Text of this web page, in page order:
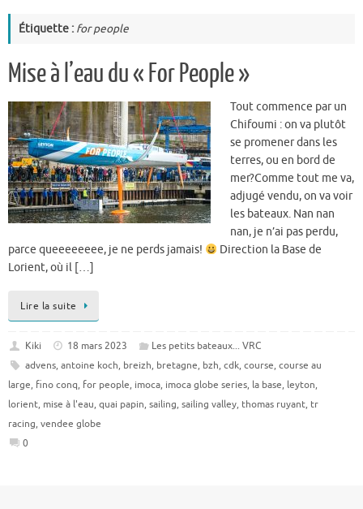
Étiquette : for people
Mise à l’eau du « For People »
Tout commence par un
Chifoumi : on va plutôt
se promener dans les
terres, ou en bord de
mer?Comme tout me va,
adjugé vendu, on va voir
les bateaux. Nan nan
nan, je n’ai pas perdu,
parce queeeeeeee, je ne perds jamais!
Direction la Base de
Lorient, où il […]
Lire la suite
Kiki 18 mars 2023
Les petits bateaux... VRC
advens, antoine koch, breizh, bretagne, bzh, cdk, course, course au
large, fino conq, for people, imoca, imoca globe series, la base, leyton,
lorient, mise à l'eau, quai papin, sailing, sailing valley, thomas ruyant, tr
racing, vendee globe
0